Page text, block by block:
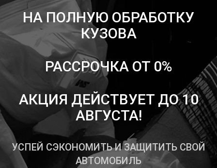
НА ПОЛНУЮ ОБРАБОТКУ
КУЗОВА
РАССРОЧКА ОТ 0%
АКЦИЯ ДЕЙСТВУЕТ ДО 10
АВГУСТА!
УСПЕЙ СЭКОНОМИТЬ И ЗАЩИТИТЬ СВОЙ
АВТОМОБИЛЬ